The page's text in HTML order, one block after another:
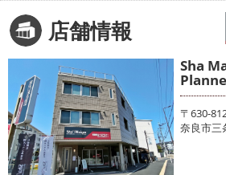
店舗情報
Sha
〒630-
奈良市